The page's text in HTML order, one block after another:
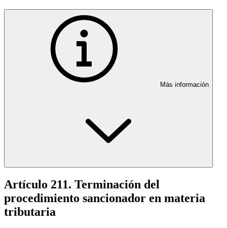
Más información
Artículo 211. Terminación del
procedimiento sancionador en materia
tributaria